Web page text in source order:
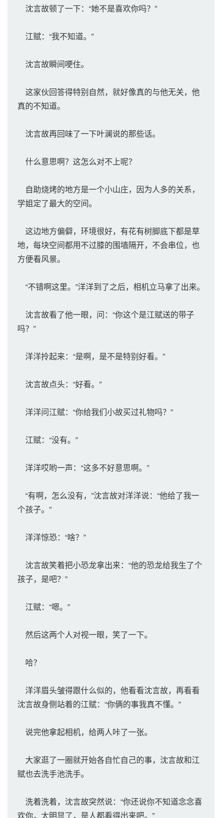
沈言故顿了一下：“她不是喜欢你吗？”
江赋：“我不知道。”
沈言故瞬间哽住。
这家伙回答得特别自然，就好像真的与他无关，他
真的不知道。
沈言故再回味了一下叶澜说的那些话。
什么意思啊？这怎么对不上呢？
自助烧烤的地方是一个小山庄，因为人多的关系，
学姐定了最大的空间。
这边地方偏僻，环境很好，有花有树脚底下都是草
地，每块空间都用不过膝的围墙隔开，不会串位，也
方便看风景。
“不错啊这里。”洋洋到了之后，相机立马拿了出来。
沈言故看了他一眼，问：“你这个是江赋送的带子
吗？”
洋洋拎起来：“是啊，是不是特别好看。”
沈言故点头：“好看。”
洋洋问江赋：“你给我们小故买过礼物吗？”
江赋：“没有。”
洋洋哎哟一声：“这多不好意思啊。”
“有啊，怎么没有，”沈言故对洋洋说：“他给了我一
个孩子。”
洋洋惊恐：“啥？”
沈言故笑着把小恐龙拿出来：“他的恐龙给我生了个
孩子，是吧？”
江赋：“嗯。”
然后这两个人对视一眼，笑了一下。
哈？
洋洋眉头皱得跟什么似的，他看看沈言故，再看看
沈言故身侧站着的江赋：“你俩的事我真不懂。”
说完他拿起相机，给两人咔了一张。
大家逛了一圈就开始各自忙自己的事，沈言故和江
赋也去洗手池洗手。
洗着洗着，沈言故突然说：“你还说你不知道念念喜
欢你，太明显了，是人都看得出来吧。”